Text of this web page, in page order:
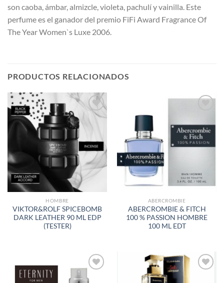
son caoba, ámbar, almizcle, violeta, pachulí y vainilla. Este
perfume es el ganador del premio FiFi Award Fragrance Of
The Year Women`s Luxe 2006.
PRODUCTOS RELACIONADOS
AÑADIR
A LA
LISTA
DE
DESEOS
HOMBRE
VIKTOR&ROLF SPICEBOMB
DARK LEATHER 90 ML EDP
(TESTER)
LISTA
DE
ABERCROMBIE
ABERCROMBIE & FITCH
100 % PASSION HOMBRE
100 ML EDT
AÑADIR
AÑADIR